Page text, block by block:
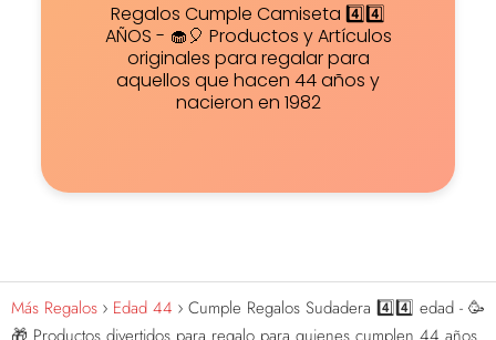
Regalos Cumple Camiseta 4️⃣4️⃣
AÑOS - 🧁🎈 Productos y Artículos
originales para regalar para
aquellos que hacen 44 años y
nacieron en 1982
Más Regalos Edad 44
Cumple Regalos Sudadera 4️⃣4️⃣ edad - 🥳
🎁 Productos divertidos para regalo para quienes cumplen 44 años